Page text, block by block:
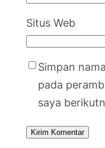
Situs Web
Simpan
pada
saya